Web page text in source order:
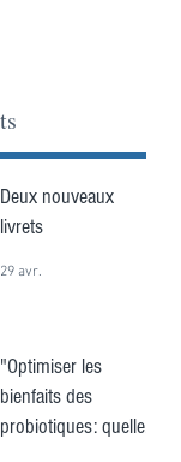
Deux nouveaux
livrets
29 avr.
"Optimiser les
bienfaits des
probiotiques: quelle